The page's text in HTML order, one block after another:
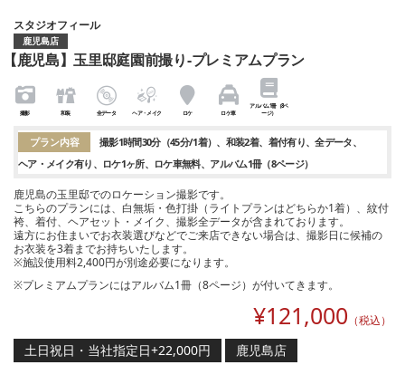
スタジオフィール
鹿児島店
【鹿児島】玉里邸庭園前撮り-プレミアムプラン
撮影 和装 全データ ヘア・メイク ロケ ロケ車
アルバム1冊（8ペ
ージ）
プラン内容 撮影1時間30分（45分/1着） 和装2着 着付有り
全データ
ヘア・メイク有り
ロケ1ヶ所 ロケ車無料 アルバム1冊（8ページ）
鹿児島の玉里邸でのロケーション撮影です。
こちらのプランには、白無垢・色打掛（ライトプランはどちらか1着）、紋付
袴、着付、ヘアセット・メイク、撮影全データが含まれております。
遠方にお住まいでお衣装選びなどでご来店できない場合は、撮影日に候補の
お衣装を3着までお持ちいたします。
※施設使用料2,400円が別途必要になります。
※プレミアムプランにはアルバム1冊（8ページ）が付いてきます。
¥121,000 （税込）
土日祝日・当社指定日+22,000円 鹿児島店